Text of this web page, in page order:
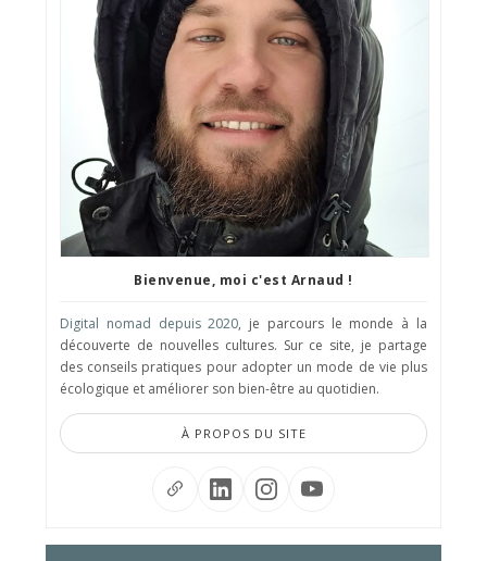
Bienvenue, moi c'est Arnaud !
Digital nomad depuis 2020, je parcours le monde à la
découverte de nouvelles cultures. Sur ce site, je partage
des conseils pratiques pour adopter un mode de vie plus
écologique et améliorer son bien-être au quotidien.
À PROPOS DU SITE